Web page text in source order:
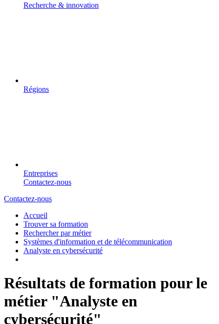
Recherche & innovation
Régions
Entreprises
Contactez-nous
Contactez-nous
Accueil
Trouver sa formation
Rechercher par métier
Systèmes d'information et de télécommunication
Analyste en cybersécurité
Résultats de formation pour le
métier "Analyste en
cybersécurité"